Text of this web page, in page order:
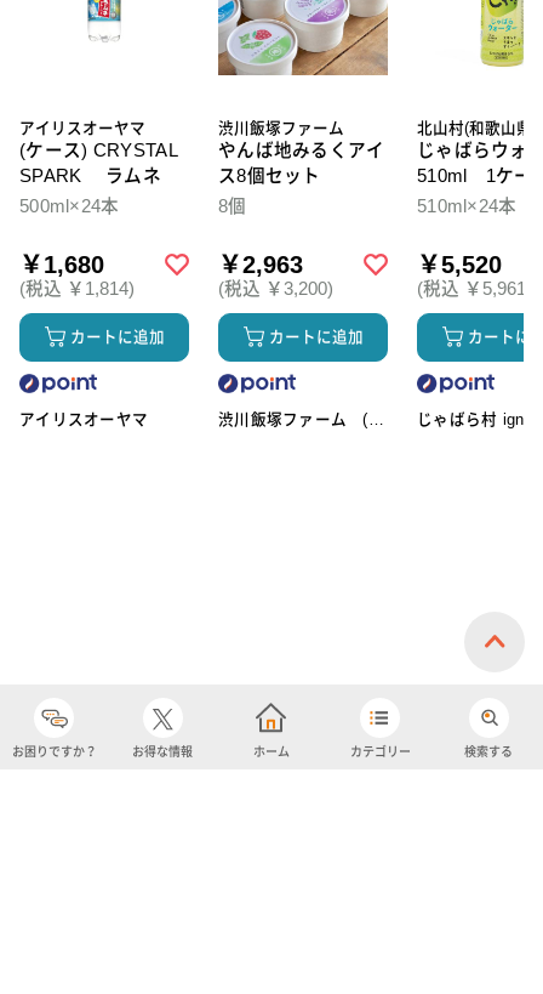
アイリスオーヤマ
(ケース) CRYSTAL
SPARK ラムネ
500ml×24本
￥1,680
(税込 ￥1,814)
カートに追加
アイリスオーヤマ
渋川飯塚ファーム
やんば地みるくアイ
ス8個セット
8個
￥2,963
(税込 ￥3,200)
カートに追加
渋川飯塚ファーム (ア
北山村(和歌山県)
じゃばらウォ
510ml 1ケー
本入
510ml×24本
￥5,520
(税込 ￥5,961)
カートに
じゃばら村
お困りですか？ お得な情報 ホーム カテゴリー 検索する